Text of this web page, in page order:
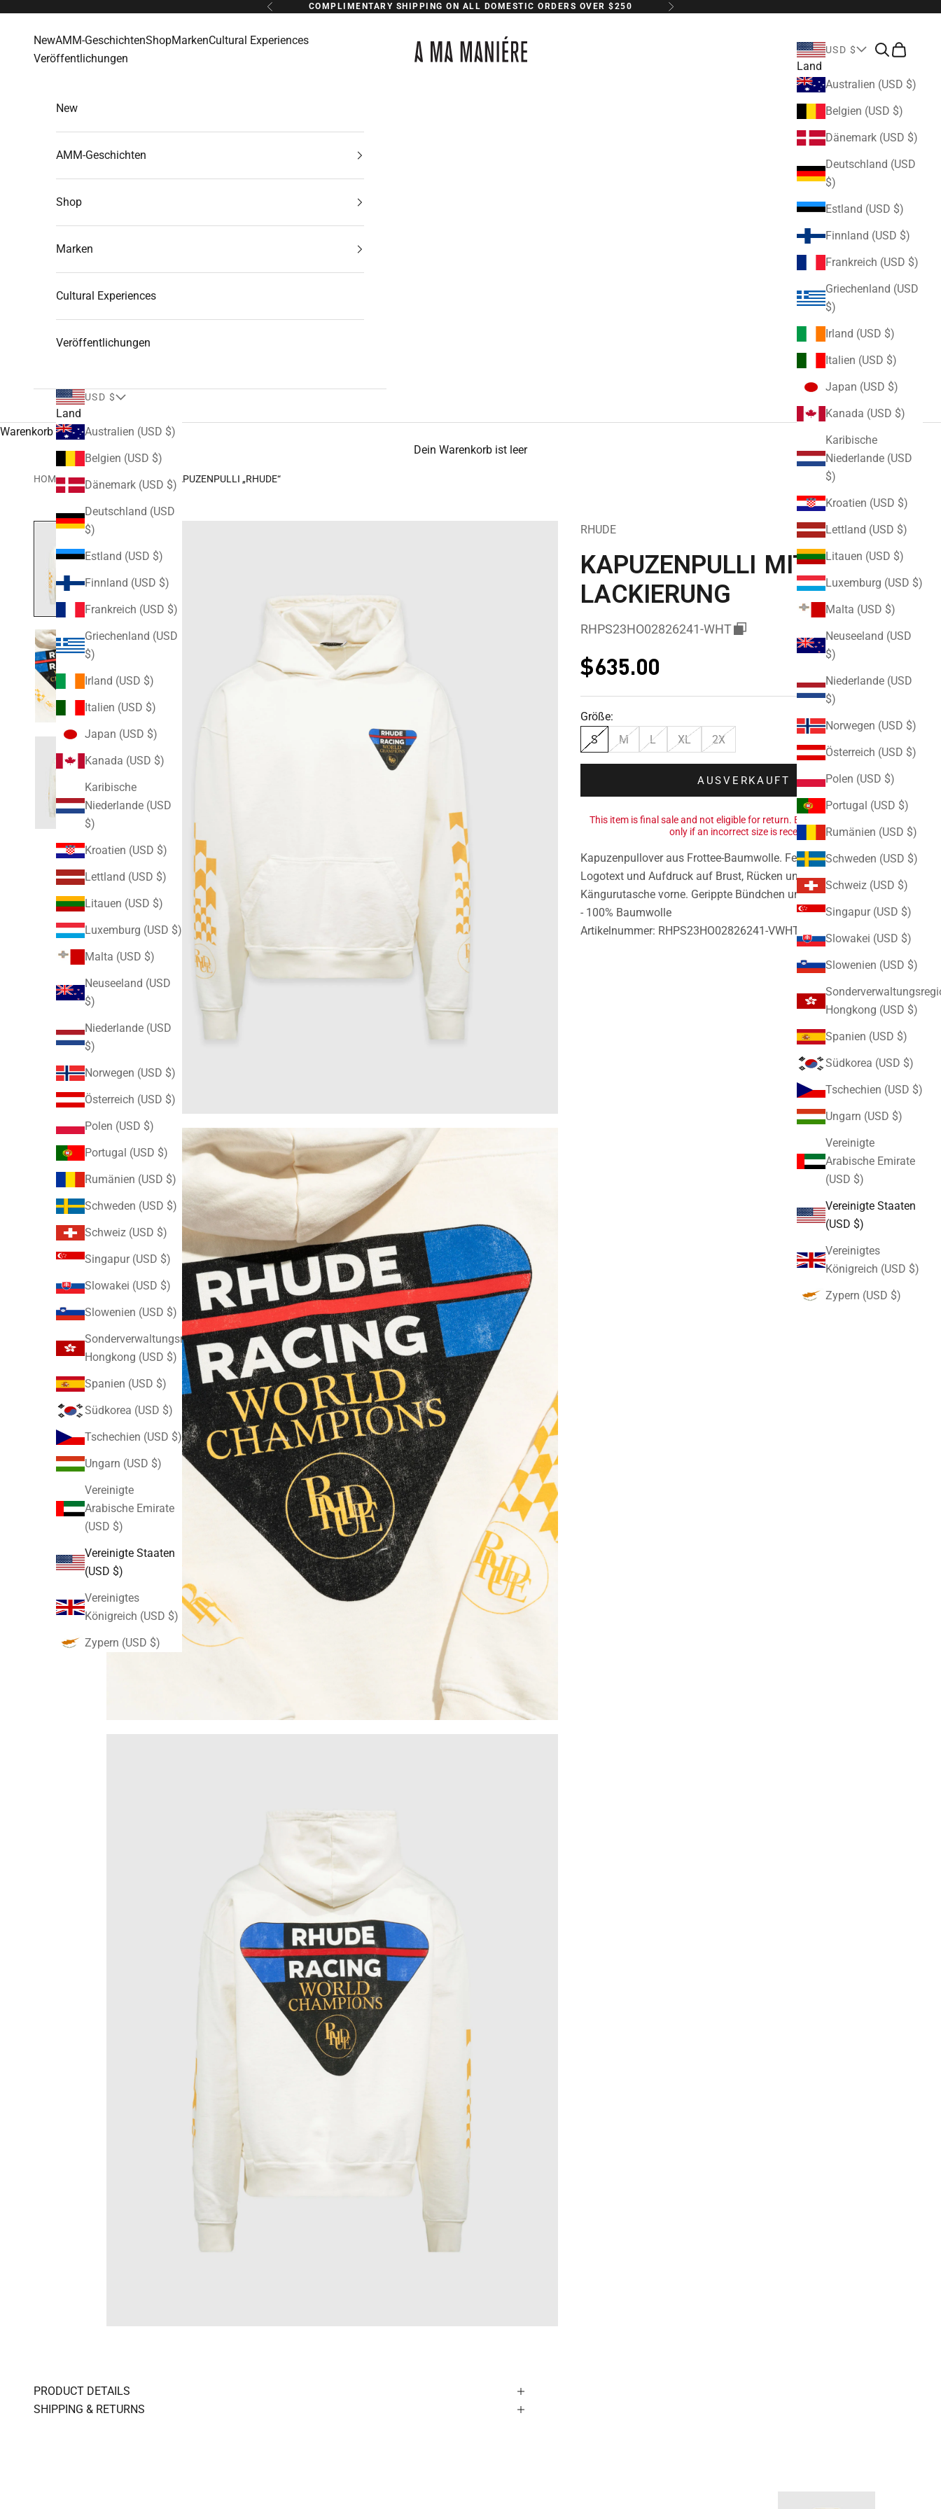
Zurück COMPLIMENTARY SHIPPING ON ALL DOMESTIC ORDERS OVER $250 Vor
A Ma Maniere
NewAMM-GeschichtenShopMarkenCultural Experiences
Veröffentlichungen
USD $
Land
Australien (USD $)
Belgien (USD $)
Dänemark (USD $)
Deutschland (USD
$)
Estland (USD $)
Finnland (USD $)
Frankreich (USD $)
Griechenland (USD
$)
Irland (USD $)
Italien (USD $)
Japan (USD $)
Kanada (USD $)
Karibische
Niederlande (USD
$)
Kroatien (USD $)
Lettland (USD $)
Litauen (USD $)
Luxemburg (USD $)
Malta (USD $)
Neuseeland (USD
$)
Niederlande (USD
$)
Norwegen (USD $)
Österreich (USD $)
Polen (USD $)
Portugal (USD $)
Rumänien (USD $)
Schweden (USD $)
Schweiz (USD $)
Singapur (USD $)
Slowakei (USD $)
Slowenien (USD $)
Hongkong (USD $)
Spanien (USD $)
Südkorea (USD $)
Tschechien (USD $)
Ungarn (USD $)
Vereinigte
Arabische Emirate
(USD $)
Vereinigte Staaten
(USD $)
Vereinigtes
Königreich (USD $)
Zypern (USD $)
Suchen
New
AMM-Geschichten
Shop
Marken
Cultural Experiences
Veröffentlichungen
USD $
Land
Australien (USD $)
Belgien (USD $)
Dänemark (USD $)
Deutschland (USD
$)
Estland (USD $)
Finnland (USD $)
Frankreich (USD $)
Griechenland (USD
$)
Irland (USD $)
Italien (USD $)
Japan (USD $)
Kanada (USD $)
Karibische
Niederlande (USD
$)
Kroatien (USD $)
Lettland (USD $)
Litauen (USD $)
Luxemburg (USD $)
Malta (USD $)
Neuseeland (USD
$)
Niederlande (USD
$)
Norwegen (USD $)
Österreich (USD $)
Polen (USD $)
Portugal (USD $)
Rumänien (USD $)
Schweden (USD $)
Schweiz (USD $)
Singapur (USD $)
Slowakei (USD $)
Slowenien (USD $)
Sonderverwaltungsregion
Hongkong (USD $)
Spanien (USD $)
Südkorea (USD $)
Tschechien (USD $)
Ungarn (USD $)
Vereinigte
Arabische Emirate
(USD $)
Vereinigte Staaten
(USD $)
Vereinigtes
Königreich (USD $)
Zypern (USD $)
Warenkorb
Dein Warenkorb ist leer
HOME KAPUZENPULLOVER KAPUZENPULLI „RHUDE“
RHUDE
KAPUZENPULLI MIT
LACKIERUNG
RHPS23HO02826241-WHT
Angebot
$635.00
Größe:
S
M L XL 2X
AUSVERKAUFT
This item is final sale and not eligible for return. Exchanges are available
only if an incorrect size is received.
Kapuzenpullover aus Frottee-Baumwolle. Feste Kapuze. Grafischer
Logotext und Aufdruck auf Brust, Rücken und Ärmeln.
Kängurutasche vorne. Gerippte Bündchen und Saum.
- 100% Baumwolle
Artikelnummer: RHPS23HO02826241-VWHT
PRODUCT DETAILS
SHIPPING & RETURNS